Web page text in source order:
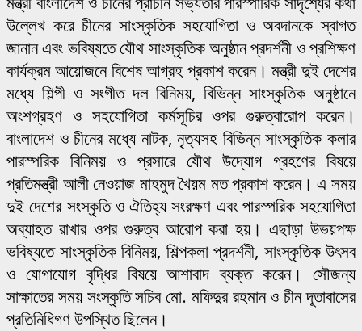
উল্লেখ করে চীনের সাংস্কৃতিক সহযোগিতা ও অবদানকে স্বাগত
জানান এবং ভবিষ্যতে যৌথ সাংস্কৃতিক অনুষ্ঠান প্রদর্শনী ও প্রশিক্ষণ
কার্যক্রম আয়োজনে বিশেষ আগ্রহ প্রকাশ করেন। মন্ত্রী দুই দেশের
মধ্যে শিল্পী ও সংগীত দল বিনিময়, বিভিন্ন সাংস্কৃতিক অনুষ্ঠানে
অংশগ্রহণ ও সহযোগিতা কর্মসূচির ওপর গুরুত্বারোপ করেন।
বাংলাদেশ ও চীনের মধ্যে নাটক, নৃত্যসহ বিভিন্ন সাংস্কৃতিক কলার
পারস্পরিক বিনিময় ও প্রসারে যৌথ উদ্যোগ গ্রহণের বিষয়ে
প্রতিমন্ত্রী আলী নেওয়াজ মাহমুদ খৈয়ম মত প্রকাশ করেন। এ সময়
দুই দেশের সংস্কৃতি ও ঐতিহ্য সংরক্ষণ এবং পারস্পরিক সহযোগিতা
অব্যাহত রাখার ওপর গুরুত্ব আরোপ করা হয়। এছাড়া উভয়পক্ষ
ভবিষ্যতে সাংস্কৃতিক বিনিময়, শিল্পকলা প্রদর্শনী, সাংস্কৃতিক উৎসব
ও যোগাযোগ বৃদ্ধির বিষয়ে আশাবাদ ব্যক্ত করেন। সৌজন্য
সাক্ষাতের সময় সংস্কৃতি সচিব মো. মফিদুর রহমান ও চীন দূতাবাসের
প্রতিনিধিগণ উপস্থিত ছিলেন।